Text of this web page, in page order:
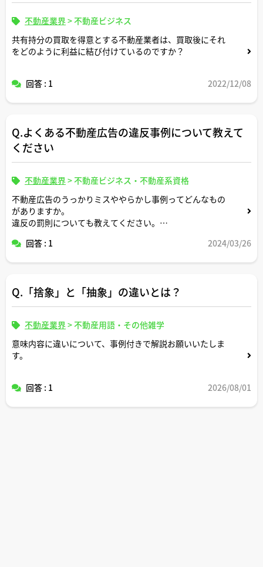
不動産業界>不動産ビジネス
共有持分の買取を得意とする不動産業者は、買取後にそれ
をどのように利益に結び付けているのですか？
回答 : 1 2022/12/08
Q.よくある不動産広告の違反事例について教えて
ください
不動産業界>不動産ビジネス・不動産系資格
不動産広告のうっかりミスややらかし事例ってどんなもの
がありますか。
違反の罰則についても教えてください。
よろしくお願いします。
回答 : 1 2024/03/26
Q.「捨象」と「抽象」の違いとは？
不動産業界>不動産用語・その他雑学
意味内容に違いについて、事例付きで解説お願いいたしま
す。
回答 : 1 2026/08/01